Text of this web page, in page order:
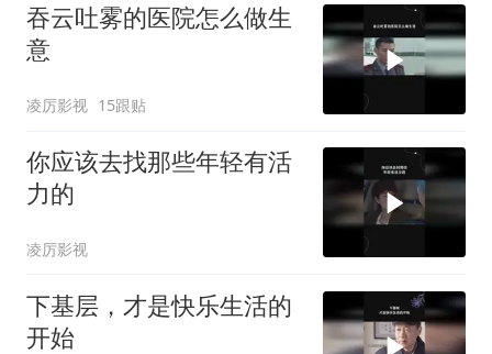
吞云吐雾的医院怎么做生
意
凌厉影视 15跟贴
你应该去找那些年轻有活
力的
凌厉影视
下基层，才是快乐生活的
开始